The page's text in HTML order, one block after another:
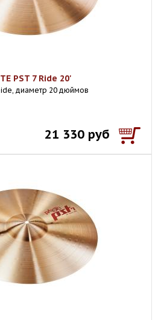
PST 7 Ride 20'
диаметр 20 дюймов
21 330 руб